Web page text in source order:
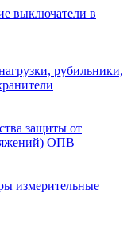
выключатели в
рубильники,
защиты от
ОПВ
измерительные